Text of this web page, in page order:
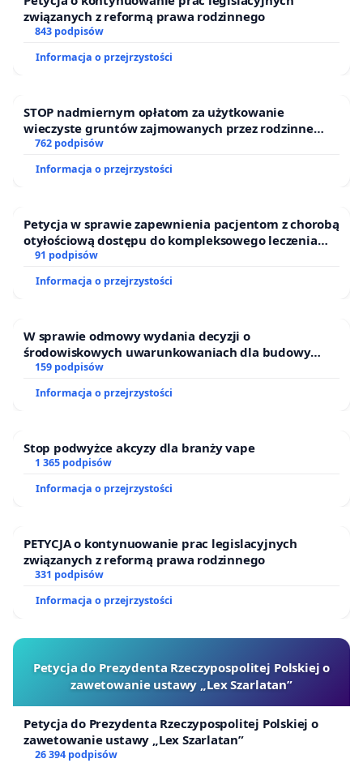
związanych z reformą prawa rodzinnego
843 podpisów
Informacja o przejrzystości
STOP nadmiernym opłatom za użytkowanie
wieczyste gruntów zajmowanych przez rodzinne
ogrody działkowe.
762 podpisów
Informacja o przejrzystości
Petycja w sprawie zapewnienia pacjentom z chorobą
otyłościową dostępu do kompleksowego leczenia
oraz programów profilaktycznych.
91 podpisów
Informacja o przejrzystości
W sprawie odmowy wydania decyzji o
środowiskowych uwarunkowaniach dla budowy
zakładu wytwarzania biometanu „Krynki” w
Ostrowiu Południowym oraz ochrony mieszkańców i
Puszczy Knyszyńskiej
159 podpisów
Informacja o przejrzystości
Stop podwyżce akcyzy dla branży vape
1 365 podpisów
Informacja o przejrzystości
PETYCJA o kontynuowanie prac legislacyjnych
związanych z reformą prawa rodzinnego
331 podpisów
Informacja o przejrzystości
Petycja do Prezydenta Rzeczypospolitej Polskiej o
zawetowanie ustawy „Lex Szarlatan”
Petycja do Prezydenta Rzeczypospolitej Polskiej o
zawetowanie ustawy „Lex Szarlatan”
26 394 podpisów